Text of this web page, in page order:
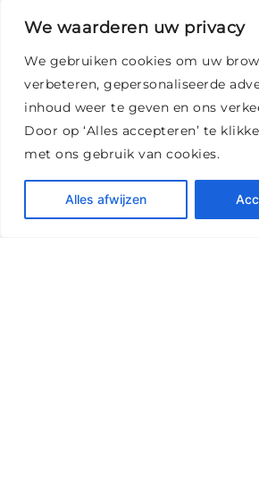
We waarderen uw privacy
We gebruiken cookies om uw
verbeteren, gepersonaliseerde
inhoud weer te geven en ons
Door op ‘Alles accepteren’ te
met ons gebruik van cookies.
Alles afwijzen
uit of wel je wel of geen
Iedereen kan bij ons terecht
weg naar herstel.
Adviezen op maat voor
Via beveiligde
Inclusief mogelijkheid
van oefeningen-app